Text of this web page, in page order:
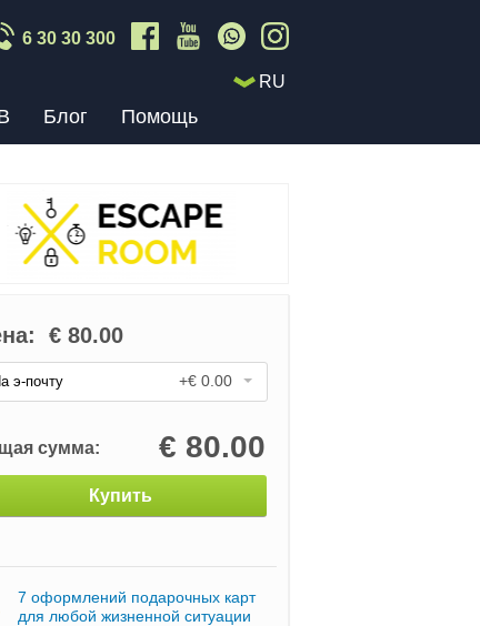
6 30 30 300
RU
Блог Помощь
€ 80.00
э-почту +€ 0.00
сумма: € 80.00
Купить
7 оформлений подарочных карт
для любой жизненной ситуации